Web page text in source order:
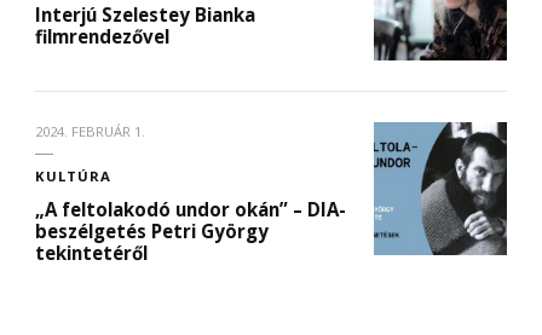
Interjú Szelestey Bianka
filmrendezővel
2024. FEBRUÁR 1.
KULTÚRA
„A feltolakodó undor okán” – DIA-
beszélgetés Petri György
tekintetéről